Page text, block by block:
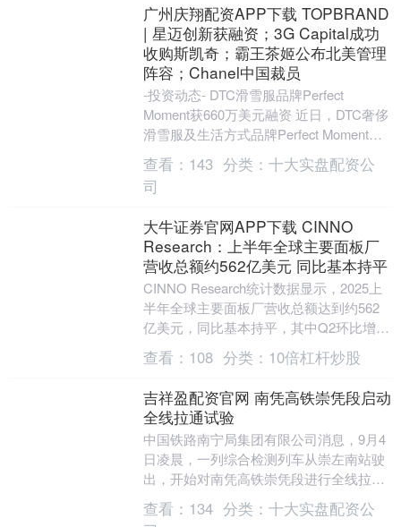
广州庆翔配资APP下载 TOPBRAND
| 星迈创新获融资；3G Capital成功
收购斯凯奇；霸王茶姬公布北美管理
阵容；Chanel中国裁员
-投资动态- DTC滑雪服品牌Perfect
Moment获660万美元融资 近日，DTC奢侈
滑雪服及生活方式品牌Perfect Moment宣
布，完成两项总额....
查看： 143 分类： 十大实盘配资公
司
大牛证券官网APP下载 CINNO
Research：上半年全球主要面板厂
营收总额约562亿美元 同比基本持平
CINNO Research统计数据显示，2025上
半年全球主要面板厂营收总额达到约562
亿美元，同比基本持平，其中Q2环比增长
约5.8%，同比则下滑4.2%。....
查看： 108 分类： 10倍杠杆炒股
吉祥盈配资官网 南凭高铁崇凭段启动
全线拉通试验
中国铁路南宁局集团有限公司消息，9月4
日凌晨，一列综合检测列车从崇左南站驶
出，开始对南凭高铁崇凭段进行全线拉通
试验。这标志着该铁路迎来联调联试新节
点，距离全线开....
查看： 134 分类： 十大实盘配资公